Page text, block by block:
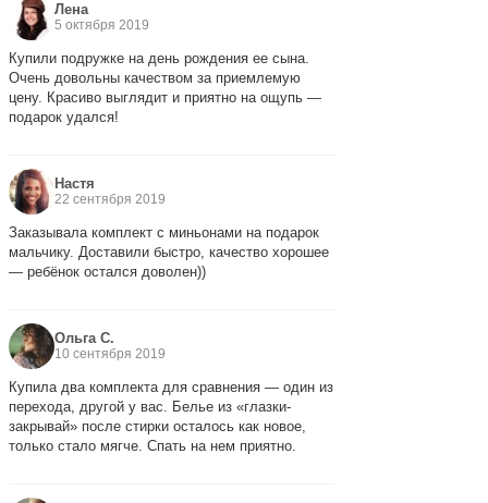
Лена
5 октября 2019
Купили подружке на день рождения ее сына.
Очень довольны качеством за приемлемую
цену. Красиво выглядит и приятно на ощупь —
подарок удался!
Настя
22 сентября 2019
Заказывала комплект с миньонами на подарок
мальчику. Доставили быстро, качество хорошее
— ребёнок остался доволен))
Ольга С.
10 сентября 2019
Купила два комплекта для сравнения — один из
перехода, другой у вас. Белье из «глазки-
закрывай» после стирки осталось как новое,
только стало мягче. Спать на нем приятно.